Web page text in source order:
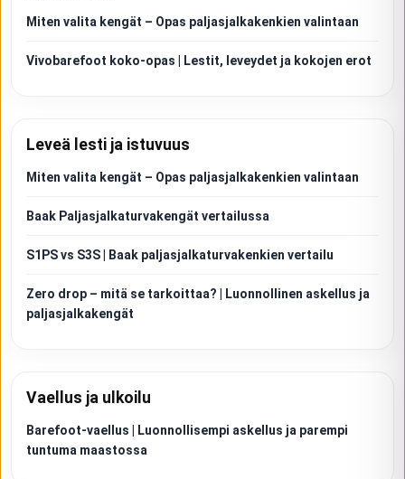
Miten valita kengät – Opas paljasjalkakenkien valintaan
Vivobarefoot koko-opas | Lestit, leveydet ja kokojen erot
Leveä lesti ja istuvuus
Miten valita kengät – Opas paljasjalkakenkien valintaan
Baak Paljasjalkaturvakengät vertailussa
S1PS vs S3S | Baak paljasjalkaturvakenkien vertailu
Zero drop – mitä se tarkoittaa? | Luonnollinen askellus ja
paljasjalkakengät
Vaellus ja ulkoilu
Barefoot-vaellus | Luonnollisempi askellus ja parempi
tuntuma maastossa